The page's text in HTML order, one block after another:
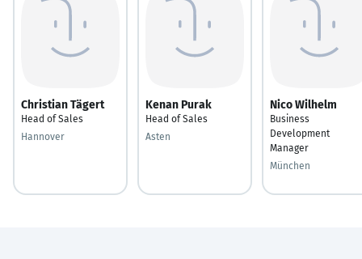
Christian Tägert
Head of Sales
Hannover
Kenan Purak
Head of Sales
Asten
Nico Wilhelm
Business
Development
Manager
München